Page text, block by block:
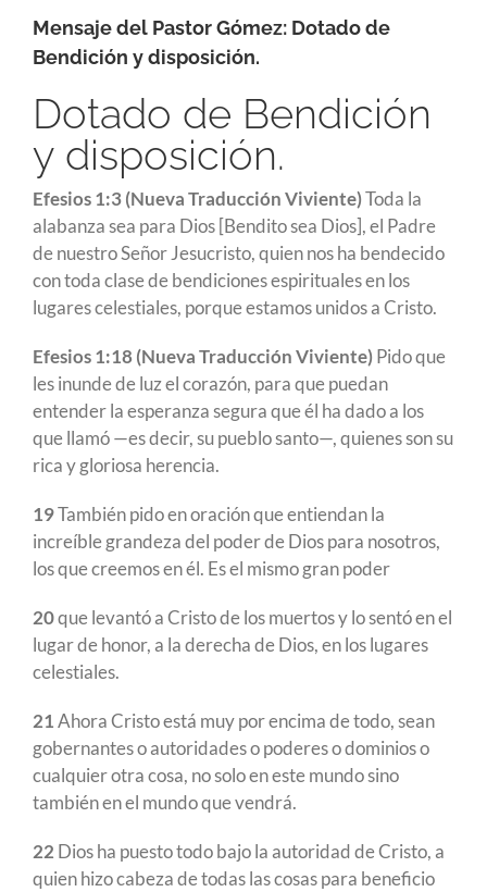
Mensaje del Pastor Gómez: Dotado de
Bendición y disposición.
Dotado de Bendición
y disposición.
Efesios 1:3 (Nueva Traducción Viviente)Toda la
alabanza sea para Dios [Bendito sea Dios], el Padre
de nuestro Señor Jesucristo, quien nos ha bendecido
con toda clase de bendiciones espirituales en los
lugares celestiales, porque estamos unidos a Cristo.
Efesios 1:18 (Nueva Traducción Viviente)Pido que
les inunde de luz el corazón, para que puedan
entender la esperanza segura que él ha dado a los
que llamó —es decir, su pueblo santo—, quienes son su
rica y gloriosa herencia.
19También pido en oración que entiendan la
increíble grandeza del poder de Dios para nosotros,
los que creemos en él. Es el mismo gran poder
20que levantó a Cristo de los muertos y lo sentó en el
lugar de honor, a la derecha de Dios, en los lugares
celestiales.
21Ahora Cristo está muy por encima de todo, sean
gobernantes o autoridades o poderes o dominios o
cualquier otra cosa, no solo en este mundo sino
también en el mundo que vendrá.
22 Dios ha puesto todo bajo la autoridad de Cristo, a
quien hizo cabeza de todas las cosas para beneficio